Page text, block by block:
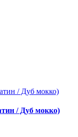
/ Дуб мокко)